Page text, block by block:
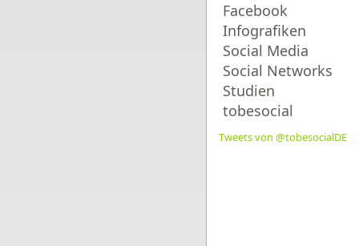
Facebook
Infografiken
Social Media
Social Networks
Studien
tobesocial
Tweets von @tobesocialDE